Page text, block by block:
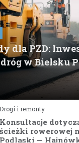
dla PZD:
w Bielsku
Drogi i remonty
Konsultacje
ścieżki rowerowej
Podlaski —